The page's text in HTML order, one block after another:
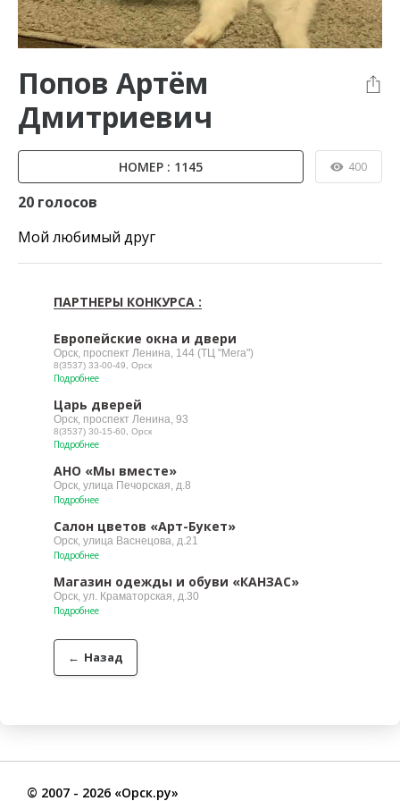
Попов Артём
Дмитриевич
НОМЕР : 1145 400
20 голосов
Мой любимый друг
ПАРТНЕРЫ КОНКУРСА :
Европейские окна и двери
Орск, проспект Ленина, 144 (ТЦ "Мега")
8(3537) 33-00-49, Орск
Подробнее
Царь дверей
Орск, проспект Ленина, 93
8(3537) 30-15-60, Орск
Подробнее
АНО «Мы вместе»
Орск, улица Печорская, д.8
Подробнее
Салон цветов «Арт-Букет»
Орск, улица Васнецова, д.21
Подробнее
Магазин одежды и обуви «КАНЗАС»
Орск, ул. Краматорская, д.30
Подробнее
← Назад
© 2007 - 2026 «Орск.ру»